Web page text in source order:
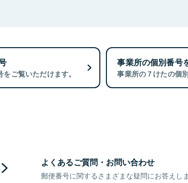
ご覧いただけます。
事業所の個別番号
事業所の７けたの個
よくあるご質問・お問い合わせ
郵便番号に関するさまざまな疑問にお答えしま